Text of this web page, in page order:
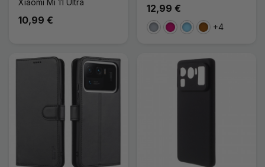
10,99 €
12,99 €
Gris MagentaBleu Clair
Marron
+4